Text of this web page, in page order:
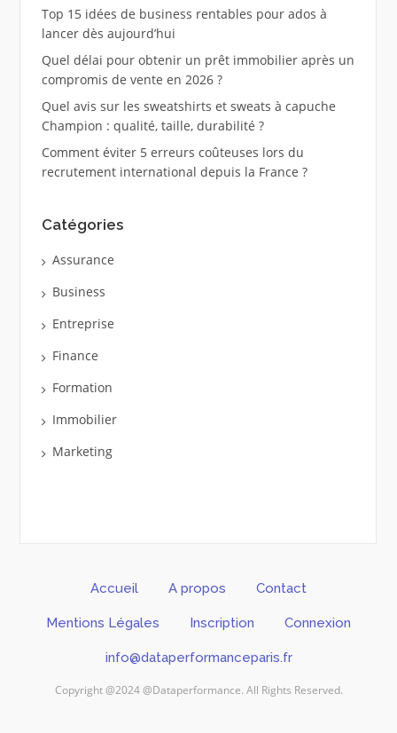
Top 15 idées de business rentables pour ados à
lancer dès aujourd’hui
Quel délai pour obtenir un prêt immobilier après un
compromis de vente en 2026 ?
Quel avis sur les sweatshirts et sweats à capuche
Champion : qualité, taille, durabilité ?
Comment éviter 5 erreurs coûteuses lors du
recrutement international depuis la France ?
Catégories
Assurance
Business
Entreprise
Finance
Formation
Immobilier
Marketing
Accueil A propos Contact
Mentions Légales Inscription Connexion
info@dataperformanceparis.fr
Copyright @2024 @Dataperformance. All Rights Reserved.